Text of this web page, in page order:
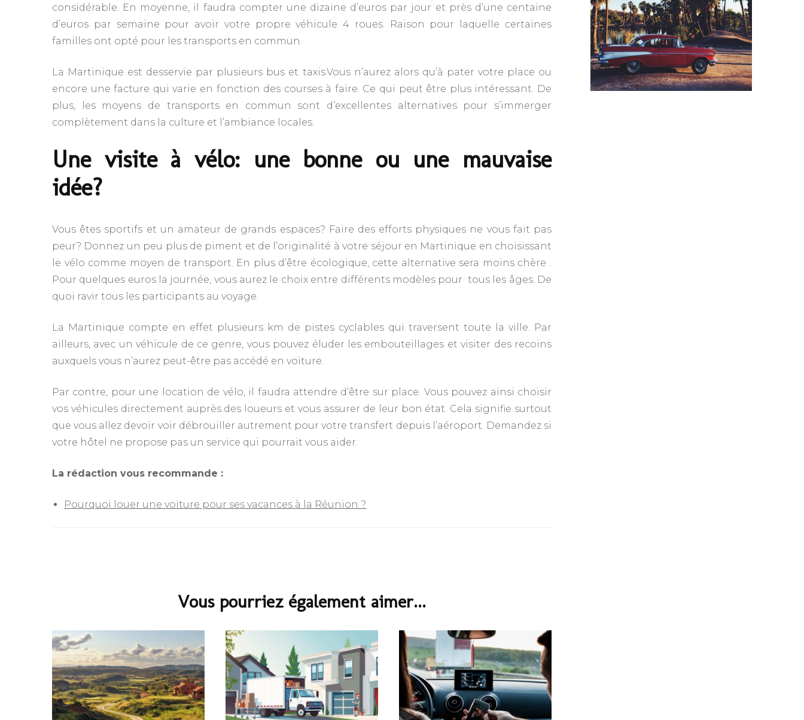
considérable. En moyenne, il faudra compter une dizaine d’euros par jour et près d’une centaine
d’euros par semaine pour avoir votre propre véhicule 4 roues. Raison pour laquelle certaines
familles ont opté pour les transports en commun.
La Martinique est desservie par plusieurs bus et taxis.Vous n’aurez alors qu’à pater votre place ou
encore une facture qui varie en fonction des courses à faire. Ce qui peut être plus intéressant. De
plus, les moyens de transports en commun sont d’excellentes alternatives pour s’immerger
complètement dans la culture et l’ambiance locales.
Une visite à vélo: une bonne ou une mauvaise
idée?
Vous êtes sportifs et un amateur de grands espaces? Faire des efforts physiques ne vous fait pas
peur? Donnez un peu plus de piment et de l’originalité à votre séjour en Martinique en choisissant
le vélo comme moyen de transport. En plus d’être écologique, cette alternative sera moins chère .
Pour quelques euros la journée, vous aurez le choix entre différents modèles pour tous les âges. De
quoi ravir tous les participants au voyage.
La Martinique compte en effet plusieurs km de pistes cyclables qui traversent toute la ville. Par
ailleurs, avec un véhicule de ce genre, vous pouvez éluder les embouteillages et visiter des recoins
auxquels vous n’aurez peut-être pas accédé en voiture.
Par contre, pour une location de vélo, il faudra attendre d’être sur place. Vous pouvez ainsi choisir
vos véhicules directement auprès des loueurs et vous assurer de leur bon état. Cela signifie surtout
que vous allez devoir voir débrouiller autrement pour votre transfert depuis l’aéroport. Demandez si
votre hôtel ne propose pas un service qui pourrait vous aider.
La rédaction vous recommande :
Pourquoi louer une voiture pour ses vacances à la Réunion ?
Vous pourriez également aimer...